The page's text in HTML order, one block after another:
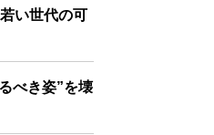
い世代の可
べき姿”を壊